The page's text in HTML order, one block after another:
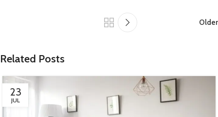
Older
Related Posts
23
JUL